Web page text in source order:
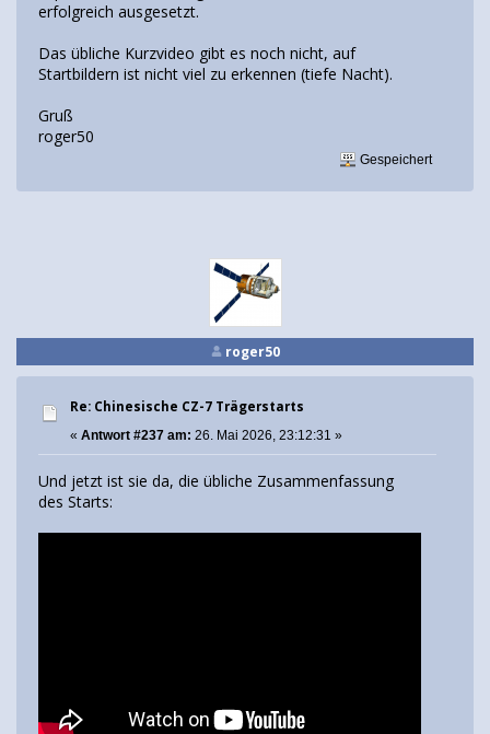
erfolgreich ausgesetzt.
Das übliche Kurzvideo gibt es noch nicht, auf
Startbildern ist nicht viel zu erkennen (tiefe Nacht).
Gruß
roger50
Gespeichert
roger50
Re: Chinesische CZ-7 Trägerstarts
« Antwort #237 am: 26. Mai 2026, 23:12:31 »
Und jetzt ist sie da, die übliche Zusammenfassung
des Starts: